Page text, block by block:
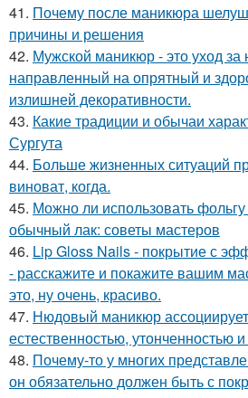
41. Почему после маникюра
причины и решения
42. Мужской маникюр - это уход за
направленный на опрятный и
излишней декоративности.
43. Какие традиции и обычаи
Сургута
44. Больше жизненных ситуаций
виноват, когда.
45. Можно ли использовать
обычный лак: советы мастеров
46. Lip Gloss Nails - покрытие с
- расскажите и покажите вашим
это, ну очень, красиво.
47. Нюдовый маникюр
естественностью, утонченностью
48. Почему-то у многих
он обязательно должен быть с